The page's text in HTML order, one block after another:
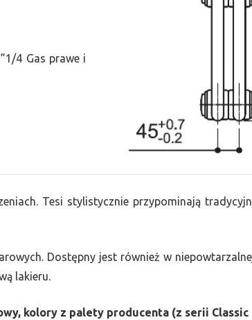
4 Gas prawe i
Tesi stylistycznie przypominają
Dostępny jest również w
lakieru.
kolory z palety producenta (z serii